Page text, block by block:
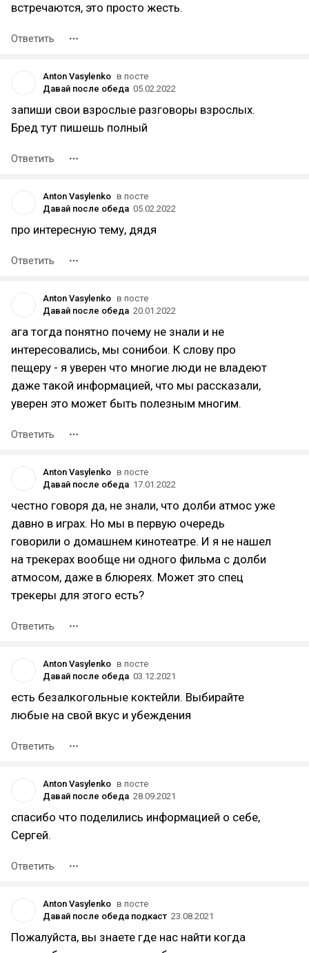
встречаются, это просто жесть.
Ответить
Anton Vasylenko в посте
Давай после обеда 05.02.2022
запиши свои взрослые разговоры взрослых.
Бред тут пишешь полный
Ответить
Anton Vasylenko в посте
Давай после обеда 05.02.2022
про интересную тему, дядя
Ответить
Anton Vasylenko в посте
Давай после обеда 20.01.2022
ага тогда понятно почему не знали и не
интересовались, мы сонибои. К слову про
пещеру - я уверен что многие люди не владеют
даже такой информацией, что мы рассказали,
уверен это может быть полезным многим.
Ответить
Anton Vasylenko в посте
Давай после обеда 17.01.2022
честно говоря да, не знали, что долби атмос уже
давно в играх. Но мы в первую очередь
говорили о домашнем кинотеатре. И я не нашел
на трекерах вообще ни одного фильма с долби
атмосом, даже в блюреях. Может это спец
трекеры для этого есть?
Ответить
Anton Vasylenko в посте
Давай после обеда 03.12.2021
есть безалкогольные коктейли. Выбирайте
любые на свой вкус и убеждения
Ответить
Anton Vasylenko в посте
Давай после обеда 28.09.2021
спасибо что поделились информацией о себе,
Сергей.
Ответить
Anton Vasylenko в посте
Давай после обеда подкаст 23.08.2021
Пожалуйста, вы знаете где нас найти когда